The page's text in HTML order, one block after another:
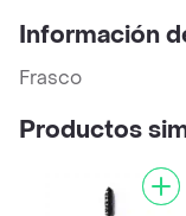
Información
Frasco
Productos